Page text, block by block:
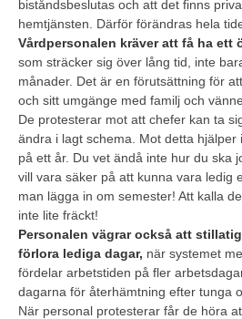
biståndsbeslutas och att det finns
hemtjänsten. Därför förändras hela
Vårdpersonalen kräver att få ha ett
som sträcker sig över lång tid, inte
månader. Det är en förutsättning för
och sitt umgänge med familj och
De protesterar mot att chefer kan ta
ändra i lagt schema. Mot detta hjälper
på ett år. Du vet ändå inte hur du ska
vill vara säker på att kunna vara ledig
man lägga in om semester! Att kalla
inte lite fräckt!
Personalen vägrar också att
förlora lediga dagar, när systemet
fördelar arbetstiden på fler
dagarna för återhämtning efter tunga
När personal protesterar får de höra